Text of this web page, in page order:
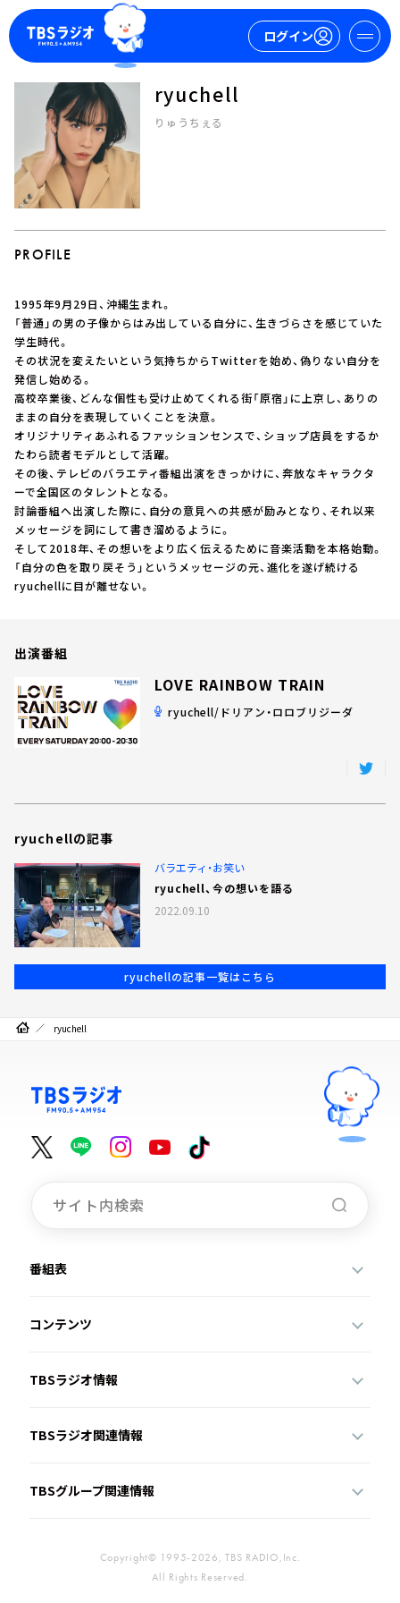
ログイン
マイページ
ログイン
今日の番組表
週間番組表
トピックス
TBS Podcast
お知らせ
イベント・グッズ
YouTube
会社情報
ryuchell
りゅうちぇる
PROFILE
1995年9月29日、沖縄生まれ。
「普通」の男の子像からはみ出している自分に、生きづらさを感じていた
学生時代。
その状況を変えたいという気持ちからTwitterを始め、偽りない自分を
発信し始める。
高校卒業後、どんな個性も受け止めてくれる街「原宿」に上京し、ありの
ままの自分を表現していくことを決意。
オリジナリティあふれるファッションセンスで、ショップ店員をするか
たわら読者モデルとして活躍。
その後、テレビのバラエティ番組出演をきっかけに、奔放なキャラクタ
ーで全国区のタレントとなる。
討論番組へ出演した際に、自分の意見への共感が励みとなり、それ以来
メッセージを詞にして書き溜めるように。
そして2018年、その想いをより広く伝えるために音楽活動を本格始動。
「自分の色を取り戻そう」というメッセージの元、進化を遂げ続ける
ryuchellに目が離せない。
出演番組
LOVE RAINBOW TRAIN
ryuchell/ドリアン・ロロブリジーダ
ryuchellの記事
バラエティ・お笑い
ryuchell、今の想いを語る
2022.09.10
ryuchellの記事一覧はこちら
ryuchell
番組表
コンテンツ
TBSラジオ情報
TBSラジオ関連情報
TBSグループ関連情報
Copyright© 1995-2026, TBS RADIO,Inc.
All Rights Reserved.